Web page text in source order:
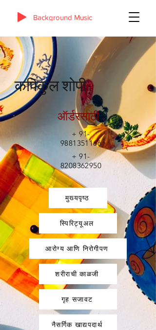
Background Music
कपिकुल शोपी
ऑर्डरसाठी
+91-
9881351166
+91-
8208362950
मुख्यपृष्ठ
स्पिरिट्यूअल
आरोग्य आणि निरोगीपण
शरीराची काळजी
गृह सजावट
नैसर्गिक खाद्यपदार्थ